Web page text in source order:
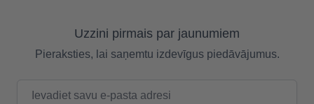
Uzzini pirmais par jaunumiem
Pieraksties, lai saņemtu izdevīgus piedāvājumus.